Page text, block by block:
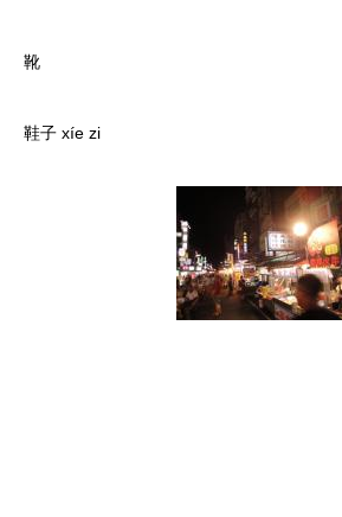
靴
鞋子 xíe zi